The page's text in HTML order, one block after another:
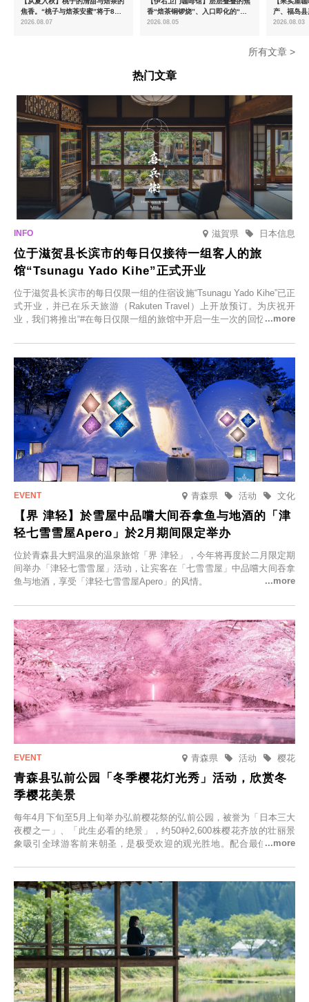
焦香。“桃子与焙茶安蜜”将于8月
中旬起限时发售
2026.08.07
香“焙茶铜锣烧”、入口即化的“宇
治抹茶提拉米苏”全新登场
2026.08.05
产、福岛
2026.08.03
所有文章 >
热门文章
滋賀県 日本信息
位于滋贺县长滨市的每日仅接待一组客人的旅
馆“Tsunagu Yado Kihe”正式开业
位于滋贺县长滨市的每日仅限一组的住宿设施“Tsunagu Yado Kihe”已正
式开业，并已在乐天旅游（Rakuten Travel）上开放预订。为庆祝开
业，我们将推出“#在每日仅限一组的旅馆中开启一生一次的回忆之旅”活
在此与重要之人共度一段难忘的特别时光。
青森県 文化
活动
【界 津轻】於雪屋中品嚐大间吞拿鱼与地酒的「津
轻七雪雪屋Apero」於2月期间限定举办
位於青森县大鰐温泉的温泉旅馆「界 津轻」，今年将再度於二月限定期
间举办「津轻七雪雪屋」活动，让宾客在「七雪雪屋」中品嚐大间吞拿
鱼与地酒，享受「津轻七雪雪屋Apero」的风情。
青森県 樱花
活动
青森县弘前公园「冬季樱花灯光秀」活动，欣赏冬
季樱花美景
每年4月下旬至5月上旬举办弘前樱花祭的弘前公园，被誉为「日本三大
夜樱之一」、「此生必看的绝景」，约50种2,600株樱花齐放的壮丽景
象吸引全球游客前来朝圣，是极受欢迎的观光胜地。配合最佳观雪时
「冬季樱花灯光秀」。